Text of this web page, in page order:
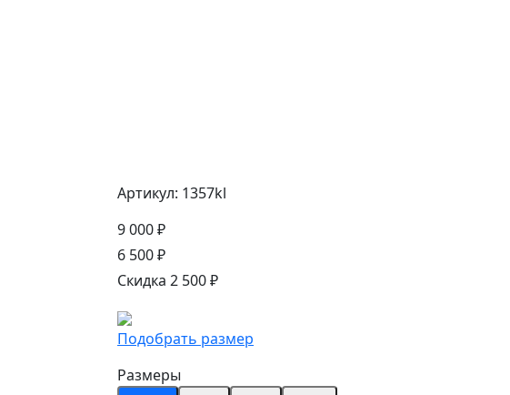
Артикул: 1357kl
9 000 ₽
6 500 ₽
Скидка 2 500 ₽
Подобрать размер
Размеры